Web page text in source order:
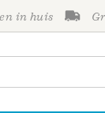
in huis